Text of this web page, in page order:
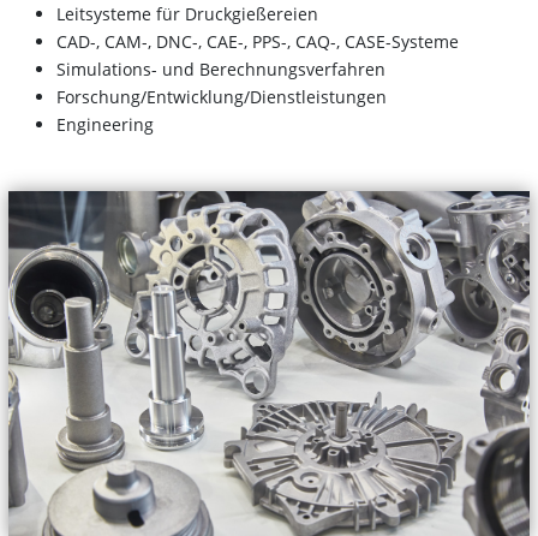
Leitsysteme für Druckgießereien
CAD-, CAM-, DNC-, CAE-, PPS-, CAQ-, CASE-Systeme
Simulations- und Berechnungsverfahren
Forschung/Entwicklung/Dienstleistungen
Engineering